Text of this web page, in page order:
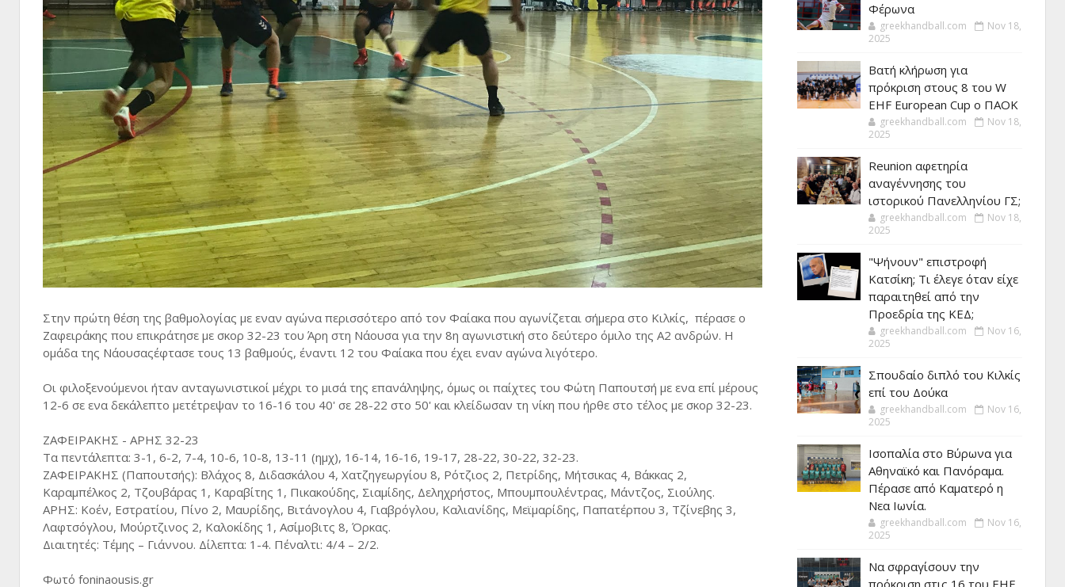
Στην πρώτη θέση της βαθμολογίας με εναν αγώνα περισσότερο από τον Φαίακα που αγωνίζεται σήμερα στο Κιλκίς, πέρασε ο
Ζαφειράκης που επικράτησε με σκορ 32-23 του Άρη στη Νάουσα για την 8η αγωνιστική στο δεύτερο όμιλο της Α2 ανδρών. Η
ομάδα της Νάουσαςέφτασε τους 13 βαθμούς, έναντι 12 του Φαίακα που έχει εναν αγώνα λιγότερο.
Οι φιλοξενούμενοι ήταν ανταγωνιστικοί μέχρι το μισά της επανάληψης, όμως οι παίχτες του Φώτη Παπουτσή με ενα επί μέρους
12-6 σε ενα δεκάλεπτο μετέτρεψαν το 16-16 του 40' σε 28-22 στο 50' και κλείδωσαν τη νίκη που ήρθε στο τέλος με σκορ 32-23.
ΖΑΦΕΙΡΑΚΗΣ - ΑΡΗΣ 32-23
Τα πεντάλεπτα: 3-1, 6-2, 7-4, 10-6, 10-8, 13-11 (ημχ), 16-14, 16-16, 19-17, 28-22, 30-22, 32-23.
ΖΑΦΕΙΡΑΚΗΣ (Παπουτσής): Βλάχος 8, Διδασκάλου 4, Χατζηγεωργίου 8, Ρότζιος 2, Πετρίδης, Μήτσικας 4, Βάκκας 2,
Καραμπέλκος 2, Τζουβάρας 1, Καραβίτης 1, Πικακούδης, Σιαμίδης, Δεληχρήστος, Μπουμπουλέντρας, Μάντζος, Σιούλης.
ΑΡΗΣ: Κοέν, Εστρατίου, Πίνο 2, Μαυρίδης, Βιτάνογλου 4, Γιαβρόγλου, Καλιανίδης, Μεϊμαρίδης, Παπατέρπου 3, Τζίνεβης 3,
Λαφτσόγλου, Μούρτζινος 2, Καλοκίδης 1, Ασίμοβιτς 8, Όρκας.
Διαιτητές: Τέμης – Γιάννου. Δίλεπτα: 1-4. Πέναλτι: 4/4 – 2/2.
Φωτό foninaousis.gr
Φέρωνα
greekhandball.com
Nov 18,
2025
Βατή κλήρωση για
πρόκριση στους 8 του W
EHF European Cup ο ΠΑΟΚ
greekhandball.com
Nov 18,
2025
Reunion αφετηρία
αναγέννησης του
ιστορικού Πανελληνίου ΓΣ;
greekhandball.com
Nov 18,
2025
"Ψήνουν" επιστροφή
Κατσίκη; Τι έλεγε όταν είχε
παραιτηθεί από την
Προεδρία της ΚΕΔ;
greekhandball.com
Nov 16,
2025
Σπουδαίο διπλό του Κιλκίς
επί του Δούκα
greekhandball.com
Nov 16,
2025
Ισοπαλία στο Βύρωνα για
Αθηναϊκό και Πανόραμα.
Πέρασε από Καματερό η
Νεα Ιωνία.
greekhandball.com
Nov 16,
2025
Να σφραγίσουν την
πρόκριση στις 16 του EHF